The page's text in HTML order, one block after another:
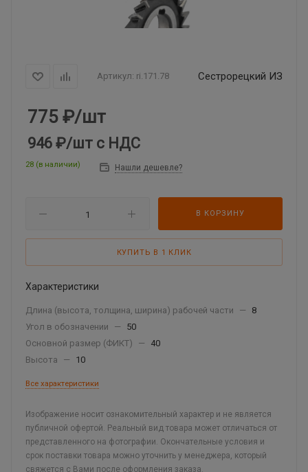
Артикул: ri.171.78 Сестрорецкий ИЗ
775 ₽/шт
946 ₽/шт с НДС
28 (в наличии) Нашли дешевле?
В КОРЗИНУ
КУПИТЬ В 1 КЛИК
Характеристики
Длина (высота, толщина, ширина) рабочей части —
8
Угол в обозначении
—
50
Основной размер (ФИКТ)
—
40
Высота
— 10
Все характеристики
Изображение носит ознакомительный характер и не является
публичной офертой. Реальный вид товара может отличаться от
представленного на фотографии. Окончательные условия и
срок поставки товара можно уточнить у менеджера, который
свяжется с Вами после оформления заказа.